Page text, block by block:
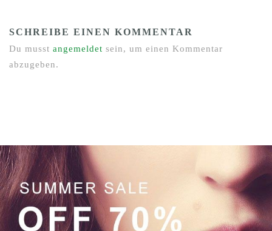
SCHREIBE EINEN KOMMENTAR
Du musst angemeldet sein, um einen Kommentar
abzugeben.